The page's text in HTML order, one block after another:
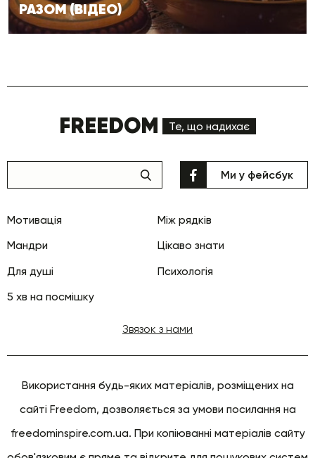
РАЗОМ (ВІДЕО)
FREEDOM Те, що надихає
Мотивація
Між рядків
Мандри
Цікаво знати
Для душі
Психологія
5 хв на посмішку
Ми у фейсбук
Звязок з нами
Використання будь-яких матеріалів, розміщених на
сайті Freedom, дозволяється за умови посилання на
freedominspire.com.ua. При копіюванні матеріалів сайту